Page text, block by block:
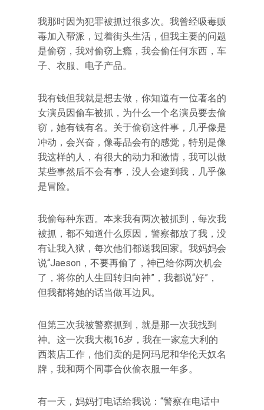
我那时因为犯罪被抓过很多次。我曾经吸毒贩
毒加入帮派，过着街头生活，但我主要的问题
是偷窃，我对偷窃上瘾，我会偷任何东西，车
子、衣服、电子产品。
我有钱但我就是想去做，你知道有一位著名的
女演员因偷车被抓，为什么一个名演员要去偷
窃，她有钱有名。关于偷窃这件事，几乎像是
冲动，会兴奋，像毒品会有的感觉，特别是像
我这样的人，有很大的动力和激情，我可以做
某些事然后不会有事，没人会逮到我，几乎像
是冒险。
我偷每种东西。本来我有两次被抓到，每次我
被抓，都不知道什么原因，警察都放了我，没
有让我入狱，每次他们都送我回家。我妈妈会
说“Jaeson，不要再偷了，神已给你两次机会
了，将你的人生回转归向神”，我都说“好”，
但我都将她的话当做耳边风。
但第三次我被警察抓到，就是那一次我找到
神。这一次我大概16岁，我在一家意大利的
西装店工作，他们卖的是阿玛尼和华伦天奴名
牌，我和两个同事合伙偷衣服一年多。
有一天，妈妈打电话给我说：“警察在电话中